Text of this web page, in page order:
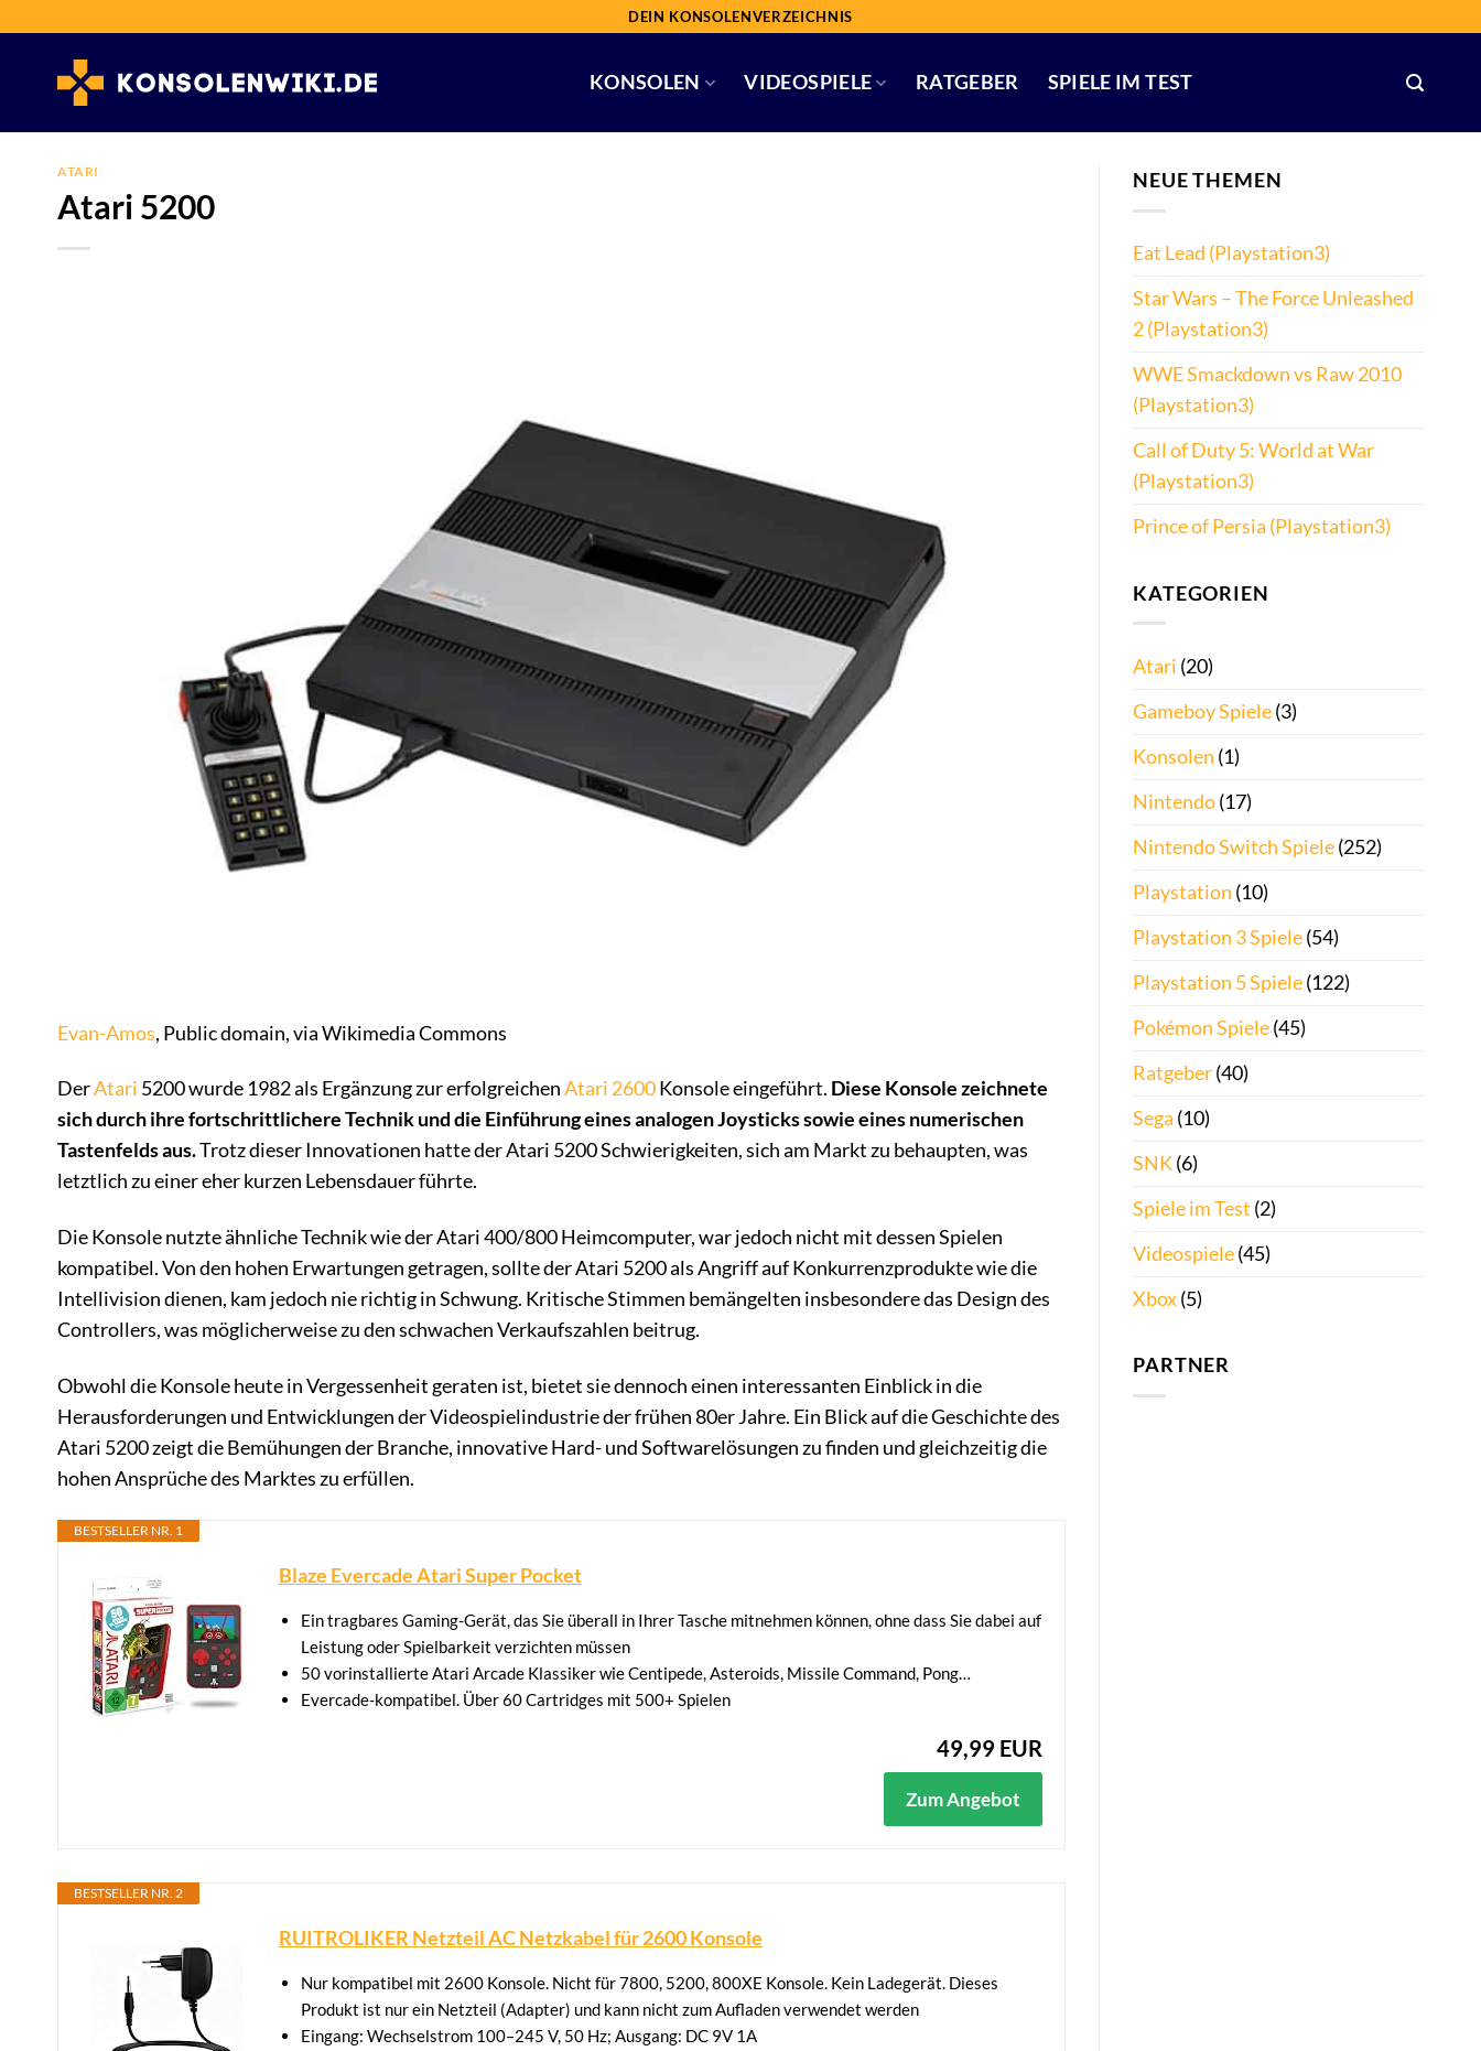
springen
DEIN KONSOLENVERZEICHNIS
KONSOLEN VIDEOSPIELE RATGEBER SPIELE IM TEST
ATARI
Atari 5200
Evan-Amos, Public domain, via Wikimedia Commons
DerAtari 5200 wurde 1982 als Ergänzung zur erfolgreichenAtari 2600Konsole eingeführt. Diese Konsole zeichnete
sich durch ihre fortschrittlichere Technik und die Einführung eines analogen Joysticks sowie eines numerischen
Tastenfelds aus.Trotz dieser Innovationen hatte der Atari 5200 Schwierigkeiten, sich am Markt zu behaupten, was
letztlich zu einer eher kurzen Lebensdauer führte.
Die Konsole nutzte ähnliche Technik wie der Atari 400/800 Heimcomputer, war jedoch nicht mit dessen Spielen
kompatibel. Von den hohen Erwartungen getragen, sollte der Atari 5200 als Angriff auf Konkurrenzprodukte wie die
Intellivision dienen, kam jedoch nie richtig in Schwung. Kritische Stimmen bemängelten insbesondere das Design des
Controllers, was möglicherweise zu den schwachen Verkaufszahlen beitrug.
Obwohl die Konsole heute in Vergessenheit geraten ist, bietet sie dennoch einen interessanten Einblick in die
Herausforderungen und Entwicklungen der Videospielindustrie der frühen 80er Jahre. Ein Blick auf die Geschichte des
Atari 5200 zeigt die Bemühungen der Branche, innovative Hard- und Softwarelösungen zu finden und gleichzeitig die
hohen Ansprüche des Marktes zu erfüllen.
BESTSELLER NR. 1
Blaze Evercade Atari Super Pocket
Ein tragbares Gaming-Gerät, das Sie überall in Ihrer Tasche mitnehmen können, ohne dass Sie dabei auf
Leistung oder Spielbarkeit verzichten müssen
50 vorinstallierte Atari Arcade Klassiker wie Centipede, Asteroids, Missile Command, Pong…
Evercade-kompatibel. Über 60 Cartridges mit 500+ Spielen
49,99 EUR
Zum Angebot
BESTSELLER NR. 2
RUITROLIKER Netzteil AC Netzkabel für 2600 Konsole
Nur kompatibel mit 2600 Konsole. Nicht für 7800, 5200, 800XE Konsole. Kein Ladegerät. Dieses
Produkt ist nur ein Netzteil (Adapter) und kann nicht zum Aufladen verwendet werden
Eingang: Wechselstrom 100–245 V, 50 Hz; Ausgang: DC 9V 1A
NEUE THEMEN
Eat Lead (Playstation3)
Star Wars – The Force Unleashed
2 (Playstation3)
WWE Smackdown vs Raw 2010
(Playstation3)
Call of Duty 5: World at War
(Playstation3)
Prince of Persia (Playstation3)
KATEGORIEN
Atari (20)
Gameboy Spiele(3)
Konsolen (1)
Nintendo(17)
Nintendo Switch Spiele(252)
Playstation (10)
Playstation 3 Spiele(54)
Playstation 5 Spiele(122)
Pokémon Spiele(45)
Ratgeber(40)
Sega (10)
SNK(6)
Spiele im Test (2)
Videospiele(45)
Xbox(5)
PARTNER